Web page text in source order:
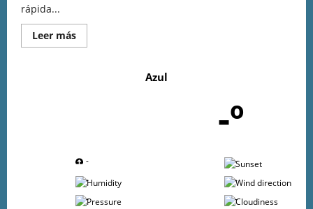
rápida...
Leer más
Azul
-º
-
-
-
-
-
-